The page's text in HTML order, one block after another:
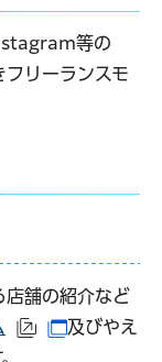
等の
フリーランスモ
店舗の紹介など
（外部サイト
（別ウイン
及びやえ